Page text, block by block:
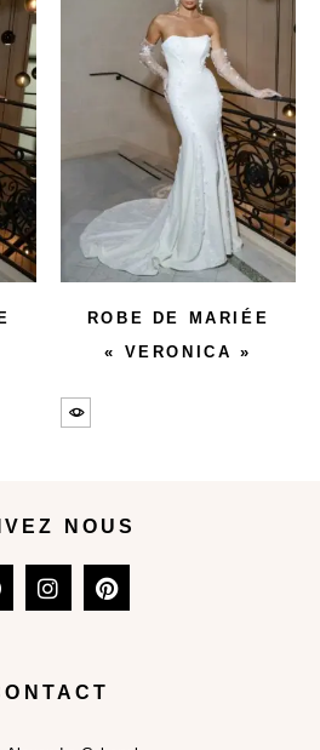
ROBE DE MARIÉE
« VERONICA »
NOUS